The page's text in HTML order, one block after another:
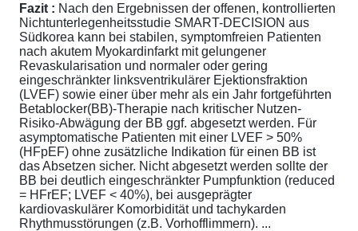
Fazit : Nach den Ergebnissen der offenen, kontrollierten
Nichtunterlegenheitsstudie SMART-DECISION aus
Südkorea kann bei stabilen, symptomfreien Patienten
nach akutem Myokardinfarkt mit gelungener
Revaskularisation und normaler oder gering
eingeschränkter linksventrikulärer Ejektionsfraktion
(LVEF) sowie einer über mehr als ein Jahr fortgeführten
Betablocker(BB)-Therapie nach kritischer Nutzen-
Risiko-Abwägung der BB ggf. abgesetzt werden. Für
asymptomatische Patienten mit einer LVEF > 50%
(HFpEF) ohne zusätzliche Indikation für einen BB ist
das Absetzen sicher. Nicht abgesetzt werden sollte der
BB bei deutlich eingeschränkter Pumpfunktion (reduced
= HFrEF; LVEF < 40%), bei ausgeprägter
kardiovaskulärer Komorbidität und tachykarden
Rhythmusstörungen (z.B. Vorhofflimmern). ...